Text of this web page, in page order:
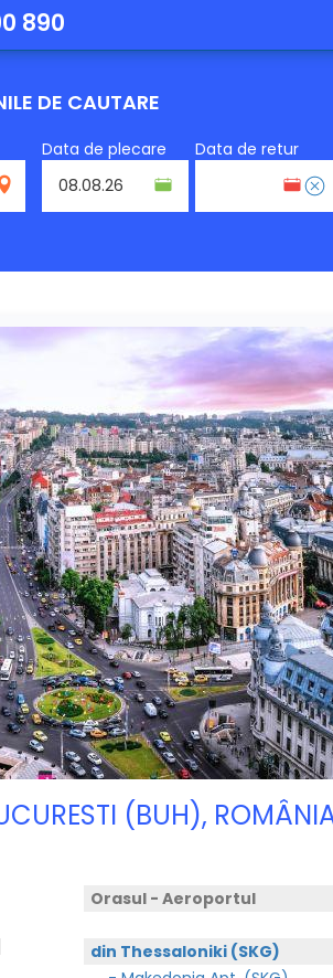
890
DE CAUTARE
Data de plecare Data de retur
(BUH),
Orasul - Aeroportul
din Thessaloniki (SKG)